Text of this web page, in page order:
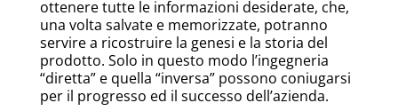
ottenere tutte le informazioni desiderate, che,
una volta salvate e memorizzate, potranno
servire a ricostruire la genesi e la storia del
prodotto. Solo in questo modo l’ingegneria
“diretta” e quella “inversa” possono coniugarsi
per il progresso ed il successo dell’azienda.